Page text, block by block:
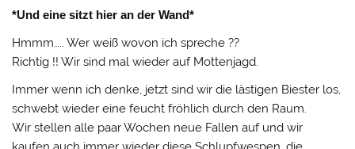
*Und eine sitzt hier an der Wand*
Hmmm….. Wer weiß wovon ich spreche ??
Richtig !! Wir sind mal wieder auf Mottenjagd.
Immer wenn ich denke, jetzt sind wir die lästigen Biester los,
schwebt wieder eine feucht fröhlich durch den Raum.
Wir stellen alle paar Wochen neue Fallen auf und wir